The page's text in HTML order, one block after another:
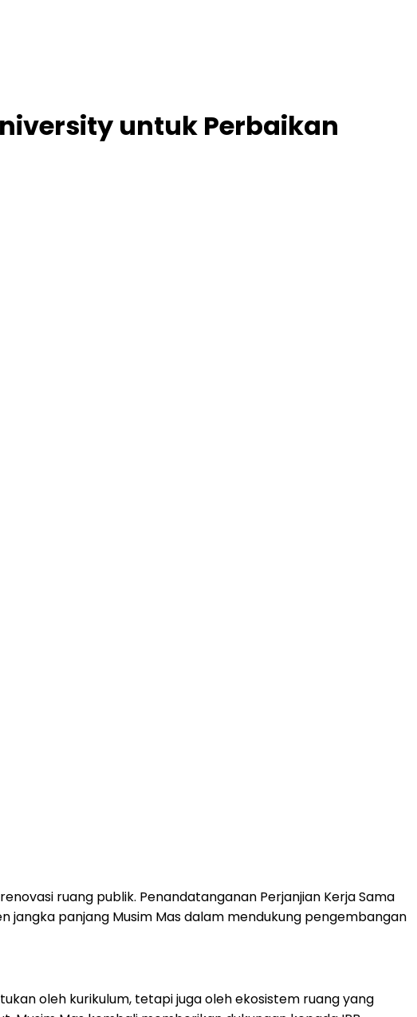
untuk Perbaikan
ruang publik. Penandatanganan Perjanjian Kerja Sama
jangka panjang Musim Mas dalam mendukung pengembangan
oleh kurikulum, tetapi juga oleh ekosistem ruang yang